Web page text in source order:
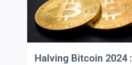
Halving Bitcoin 2024